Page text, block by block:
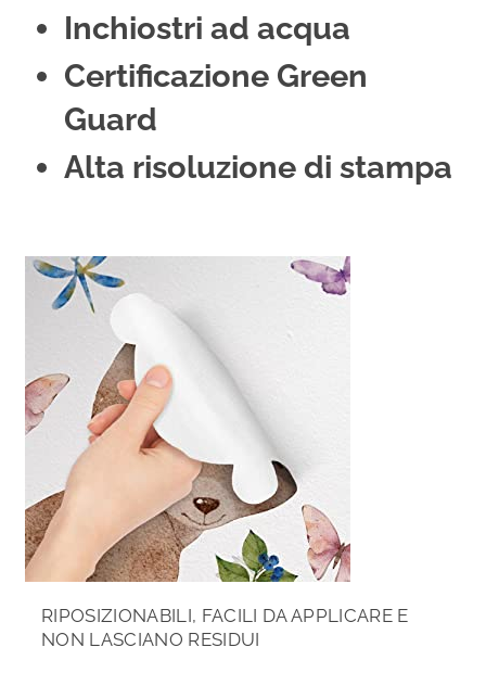
Inchiostri ad acqua
Certificazione Green
Guard
Alta risoluzione di stampa
RIPOSIZIONABILI, FACILI DA APPLICARE E
NON LASCIANO RESIDUI